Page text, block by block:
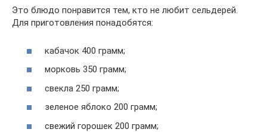
Это блюдо понравится тем, кто не любит сельдерей.
Для приготовления понадобятся:
кабачок 400 грамм;
морковь 350 грамм;
свекла 250 грамм;
зеленое яблоко 200 грамм;
свежий горошек 200 грамм;